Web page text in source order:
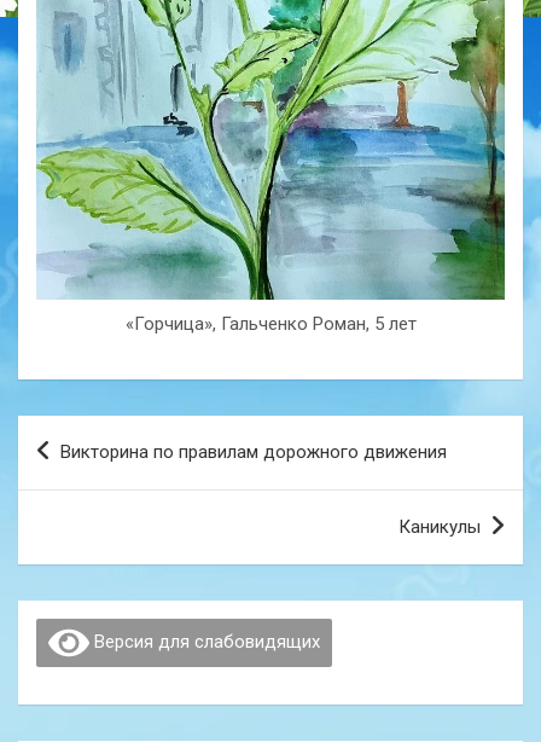
«Горчица», Гальченко Роман, 5 лет
Навигация
Викторина по правилам дорожного движения
Каникулы
Версия для слабовидящих